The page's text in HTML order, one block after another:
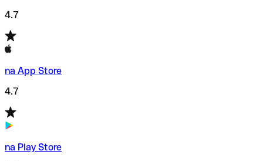
4.7
na App Store
4.7
na Play Store